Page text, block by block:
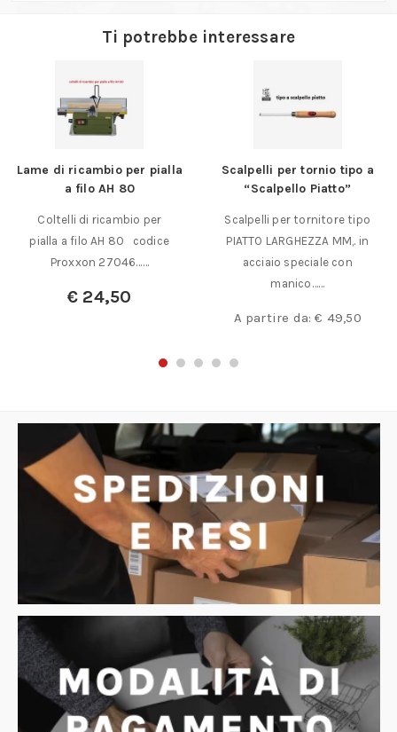
Ti potrebbe interessare
Lame di ricambio per pialla
a filo AH 80
Coltelli di ricambio per
pialla a filo AH 80 codice
Proxxon 27046……
€ 24,50
Scalpelli per tornio tipo a
“Scalpello Piatto”
Scalpelli per tornitore tipo
PIATTO LARGHEZZA MM,. in
acciaio speciale con
manico……
A partire da:€ 49,50